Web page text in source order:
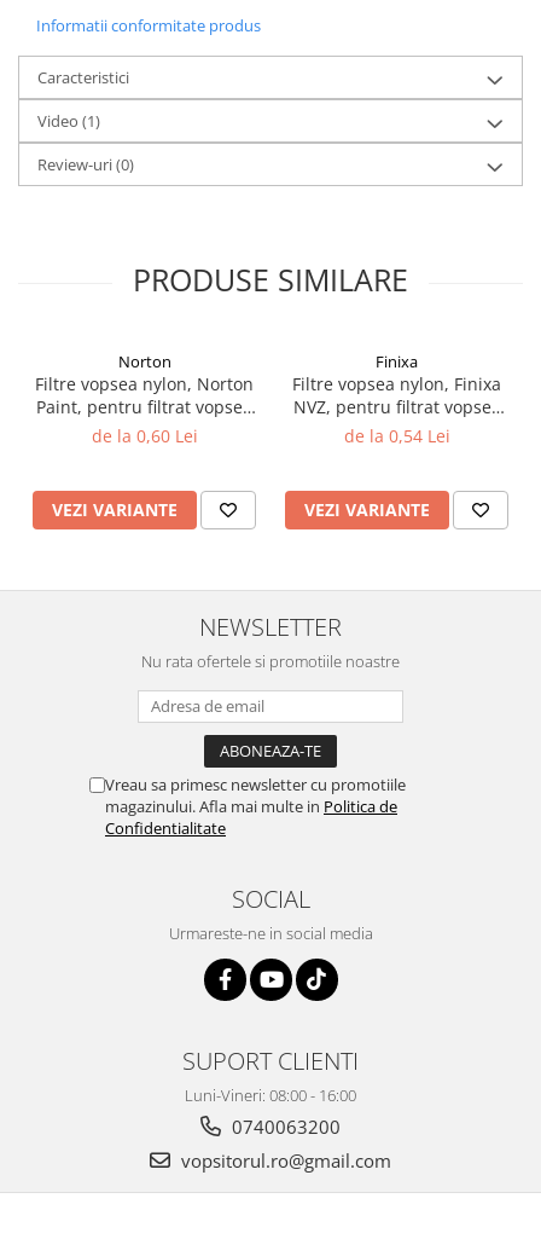
Informatii conformitate produs
Caracteristici
Video (1)
Review-uri(0)
PRODUSE SIMILARE
Norton
Filtre vopsea nylon, Norton
Paint, pentru filtrat vopsea
125 µ / 190 µ, pret 1 buc
de la 0,60 Lei
VEZI VARIANTE
Finixa
Filtre vopsea nylon, Finixa
NVZ, pentru filtrat vopsea
125 µ / 190 µ, pret 1 buc
de la 0,54 Lei
VEZI VARIANTE
NEWSLETTER
Nu rata ofertele si promotiile noastre
Vreau sa primesc newsletter cu promotiile
magazinului. Afla mai multe in Politica de
Confidentialitate
SOCIAL
Urmareste-ne in social media
SUPORT CLIENTI
Luni-Vineri: 08:00 - 16:00
0740063200
vopsitorul.ro@gmail.com